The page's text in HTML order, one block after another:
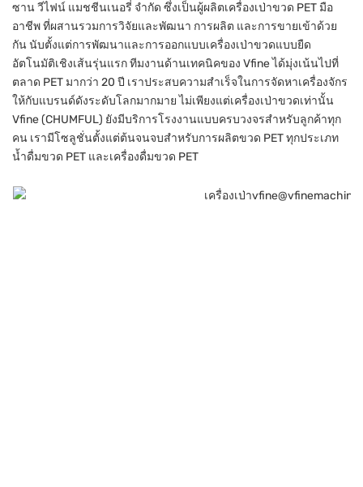
ซาน วีไฟน์ แมชชีนเนอรี่ จำกัด ซึ่งเป็นผู้ผลิตเครื่องเป่าขวด PET มือ
อาชีพ ที่ผสานรวมการวิจัยและพัฒนา การผลิต และการขายเข้าด้วย
กัน นับตั้งแต่การพัฒนาและการออกแบบเครื่องเป่าขวดแบบยืด
อัตโนมัติเชิงเส้นรุ่นแรก ทีมงานด้านเทคนิคของ Vfine ได้มุ่งเน้นไปที่
ตลาด PET มากว่า 20 ปี เราประสบความสำเร็จในการจัดหาเครื่องจักร
ให้กับแบรนด์ดังระดับโลกมากมาย ไม่เพียงแต่เครื่องเป่าขวดเท่านั้น
Vfine (CHUMFUL) ยังมีบริการโรงงานแบบครบวงจรสำหรับลูกค้าทุก
คน เรามีโซลูชั่นตั้งแต่ต้นจนจบสำหรับการผลิตขวด PET ทุกประเภท
น้ำดื่มขวด PET และเครื่องดื่มขวด PET